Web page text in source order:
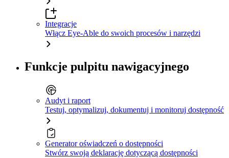
Integracje
Włącz Eye-Able do swoich procesów i narzędzi
Funkcje pulpitu nawigacyjnego
Audyt i raport
Testuj, optymalizuj, dokumentuj i monitoruj dostępność
Generator oświadczeń o dostępności
Stwórz swoją deklarację dotyczącą dostępności